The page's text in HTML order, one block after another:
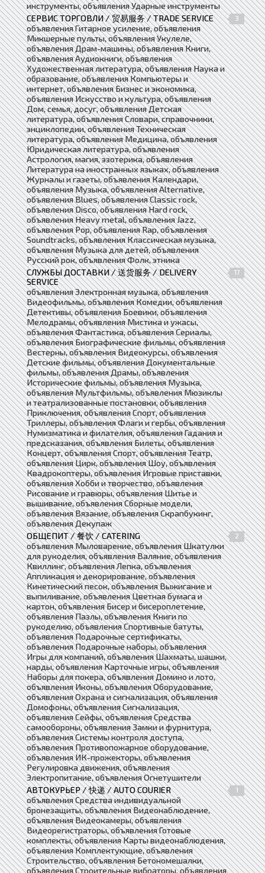
инструменты, объявления Ударные инструменты
СЕРВИС ТОРГОВЛИ / 贸易服务 / TRADE SERVICE
3
объявления Гитарное усиление, объявления
Микшерные пульты, объявления Укулеле,
объявления Драм-машины, объявления Книги,
объявления Аудиокниги, объявления
Художественная литература, объявления Наука и
образование, объявления Компьютеры и
интернет, объявления Бизнес и экономика,
объявления Искусство и культура, объявления
Дом, семья, досуг, объявления Детская
литература, объявления Словари, справочники,
энциклопедии, объявления Техническая
литература, объявления Медицина, объявления
Юридическая литература, объявления
Астрология, магия, эзотерика, объявления
Литература на иностранных языках, объявления
Журналы и газеты, объявления Календари,
объявления Музыка, объявления Alternative,
объявления Blues, объявления Classic rock,
объявления Disco, объявления Hard rock,
объявления Heavy metal, объявления Jazz,
объявления Pop, объявления Rap, объявления
Soundtracks, объявления Классическая музыка,
объявления Музыка для детей, объявления
Русский рок, объявления Фолк, этника
СЛУЖБЫ ДОСТАВКИ / 送货服务 / DELIVERY
SERVICE
17
объявления Электронная музыка, объявления
Видеофильмы, объявления Комедии, объявления
Детективы, объявления Боевики, объявления
Мелодрамы, объявления Мистика и ужасы,
объявления Фантастика, объявления Сериалы,
объявления Биографические фильмы, объявления
Вестерны, объявления Видеокурсы, объявления
Детские фильмы, объявления Документальные
фильмы, объявления Драмы, объявления
Исторические фильмы, объявления Музыка,
объявления Мультфильмы, объявления Мюзиклы
и театрализованные постановки, объявления
Приключения, объявления Спорт, объявления
Триллеры, объявления Флаги и гербы, объявления
Нумизматика и филателия, объявления Гадания и
предсказания, объявления Билеты, объявления
Концерт, объявления Спорт, объявления Театр,
объявления Цирк, объявления Шоу, объявления
Квадрокоптеры, объявления Игровые приставки,
объявления Хобби и творчество, объявления
Рисование и гравюры, объявления Шитье и
вышивание, объявления Сборные модели,
объявления Вязание, объявления Скрапбукинг,
объявления Декупаж
ОБЩЕПИТ / 餐饮 / CATERING
2
объявления Мыловарение, объявления Шкатулки
для рукоделия, объявления Валяние, объявления
Квиллинг, объявления Лепка, объявления
Аппликация и декорирование, объявления
Кинетический песок, объявления Выжигание и
выпиливание, объявления Цветная бумага и
картон, объявления Бисер и бисероплетение,
объявления Пазлы, объявления Книги по
рукоделию, объявления Спортивные батуты,
объявления Подарочные сертификаты,
объявления Подарочные наборы, объявления
Игры для компаний, объявления Шахматы, шашки,
нарды, объявления Карточные игры, объявления
Наборы для покера, объявления Домино и лото,
объявления Иконы, объявления Оборудование,
объявления Охрана и сигнализация, объявления
Домофоны, объявления Сигнализация,
объявления Сейфы, объявления Средства
самообороны, объявления Замки и фурнитура,
объявления Системы контроля доступа,
объявления Противопожарное оборудование,
объявления ИК-прожекторы, объявления
Регулировка движения, объявления
Электропитание, объявления Огнетушители
АВТОКУРЬЕР / 快递 / AUTO COURIER
1
объявления Средства индивидуальной
бронезащиты, объявления Видеонаблюдение,
объявления Видеокамеры, объявления
Видеорегистраторы, объявления Готовые
комплекты, объявления Карты видеонаблюдения,
объявления Комплектующие, объявления
Строительство, объявления Бетономешалки,
объявления Строительные вибраторы, объявления